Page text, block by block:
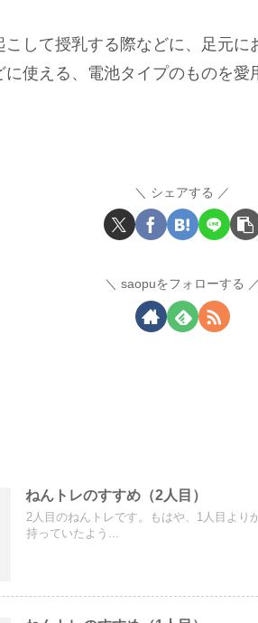
こして授乳する際などに、足元
使える、電池タイプのものを愛
シェアする
saopuをフォローする
ねんトレのすすめ（2人目）
2人目のねんトレです。もはや、1人目より
持っていたよう...